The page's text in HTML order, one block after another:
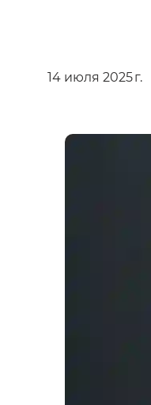
14 июля 2025 г.